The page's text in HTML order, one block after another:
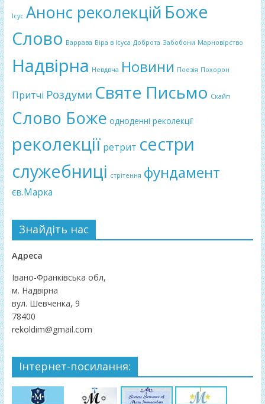
Ісус Анонс реколекцій Боже
Слово Варрава Віра в Ісуса Доброта Забобони Марновірство
Надвірна Невдвча Новини Поезія Похорон
Притчі Роздуми Святе Письмо Скайп
Слово Боже одноденні реколекції
реколекції ретрит сестри
служебниці стрітення фундамент
єв.Марка
Знайдіть нас
Адреса
Івано-Франківська обл,
м. Надвірна
вул. Шевченка, 9
78400
rekoldim@gmail.com
Інтернет-посилання: